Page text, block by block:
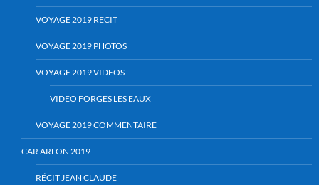
VOYAGE 2019 RECIT
VOYAGE 2019 PHOTOS
VOYAGE 2019 VIDEOS
VIDEO FORGES LES EAUX
VOYAGE 2019 COMMENTAIRE
CAR ARLON 2019
RÉCIT JEAN CLAUDE